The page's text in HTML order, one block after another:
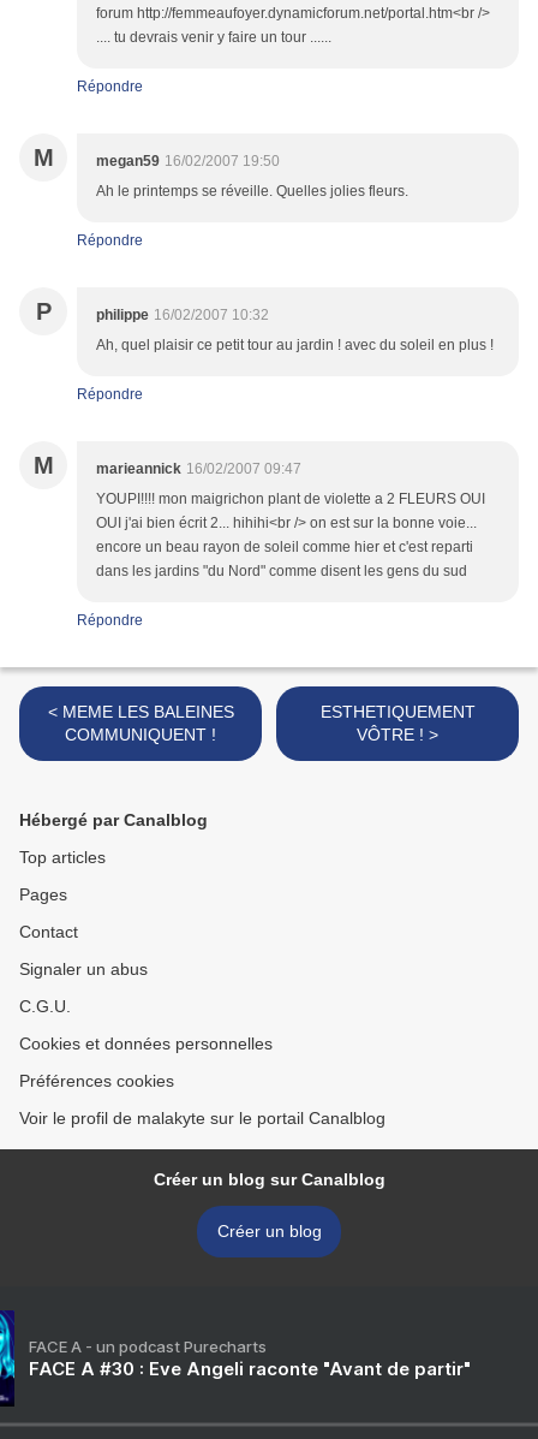
forum http://femmeaufoyer.dynamicforum.net/portal.htm<br />
.... tu devrais venir y faire un tour ......
Répondre
M megan59 16/02/2007 19:50
Ah le printemps se réveille. Quelles jolies fleurs.
Répondre
P philippe 16/02/2007 10:32
Ah, quel plaisir ce petit tour au jardin ! avec du soleil en plus !
Répondre
M marieannick 16/02/2007 09:47
YOUPI!!!! mon maigrichon plant de violette a 2 FLEURS OUI
OUI j'ai bien écrit 2... hihihi<br /> on est sur la bonne voie...
encore un beau rayon de soleil comme hier et c'est reparti
dans les jardins "du Nord" comme disent les gens du sud
Répondre
< MEME LES BALEINES
COMMUNIQUENT !
ESTHETIQUEMENT
VÔTRE ! >
Hébergé par Canalblog
Top articles
Pages
Contact
Signaler un abus
C.G.U.
Cookies et données personnelles
Préférences cookies
Voir le profil de malakyte sur le portail Canalblog
Créer un blog sur Canalblog
Créer un blog
FACE A - un podcast Purecharts
FACE A #30 : Eve Angeli raconte "Avant de partir"